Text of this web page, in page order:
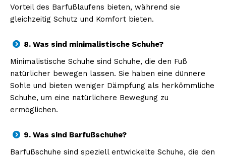
Vorteil des Barfußlaufens bieten, während sie
gleichzeitig Schutz und Komfort bieten.
8. Was sind minimalistische Schuhe?
Minimalistische Schuhe sind Schuhe, die den Fuß
natürlicher bewegen lassen. Sie haben eine dünnere
Sohle und bieten weniger Dämpfung als herkömmliche
Schuhe, um eine natürlichere Bewegung zu
ermöglichen.
9. Was sind Barfußschuhe?
Barfußschuhe sind speziell entwickelte Schuhe, die den